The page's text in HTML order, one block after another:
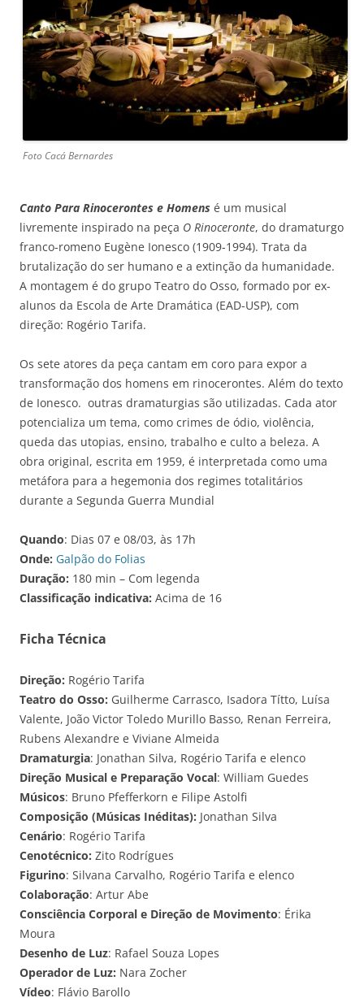
Foto Cacá Bernardes
Canto Para Rinocerontes e Homens é um musical
livremente inspirado na peça O Rinoceronte, do dramaturgo
franco-romeno Eugène Ionesco (1909-1994). Trata da
brutalização do ser humano e a extinção da humanidade.
A montagem é do grupo Teatro do Osso, formado por ex-
alunos da Escola de Arte Dramática (EAD-USP), com
direção: Rogério Tarifa.
Os sete atores da peça cantam em coro para expor a
transformação dos homens em rinocerontes. Além do texto
de Ionesco. outras dramaturgias são utilizadas. Cada ator
potencializa um tema, como crimes de ódio, violência,
queda das utopias, ensino, trabalho e culto a beleza. A
obra original, escrita em 1959, é interpretada como uma
metáfora para a hegemonia dos regimes totalitários
durante a Segunda Guerra Mundial
Quando: Dias 07 e 08/03, às 17h
Onde: Galpão do Folias
Duração: 180 min – Com legenda
Classificação indicativa: Acima de 16
Ficha Técnica
Direção: Rogério Tarifa
Teatro do Osso: Guilherme Carrasco, Isadora Títto, Luísa
Valente, João Victor Toledo Murillo Basso, Renan Ferreira,
Rubens Alexandre e Viviane Almeida
Dramaturgia: Jonathan Silva, Rogério Tarifa e elenco
Direção Musical e Preparação Vocal: William Guedes
Músicos: Bruno Pfefferkorn e Filipe Astolfi
Composição (Músicas Inéditas): Jonathan Silva
Cenário: Rogério Tarifa
Cenotécnico: Zito Rodrígues
Figurino: Silvana Carvalho, Rogério Tarifa e elenco
Colaboração: Artur Abe
Consciência Corporal e Direção de Movimento: Érika
Moura
Desenho de Luz: Rafael Souza Lopes
Operador de Luz: Nara Zocher
Vídeo: Flávio Barollo